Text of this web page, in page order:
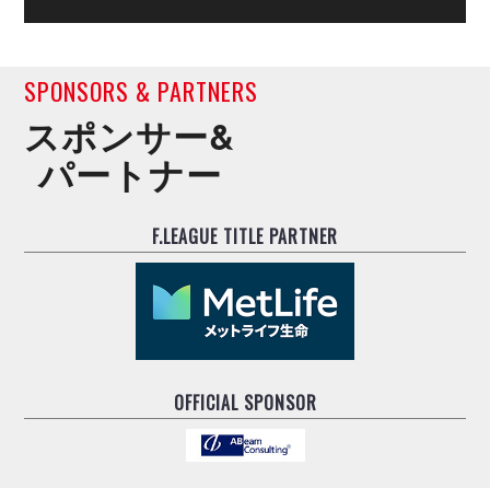
名古屋オーシャンズ
シュライカー大阪
ボルクバレット北九州
バサジィ大分
選手の通算記録（Ｆ２）
ヴォスクオーレ仙台
マルバ水戸FC
ヴィンセドール白山
FOLLOW US!
SPONSORS & PARTNERS
スポンサー&
パートナー
F.LEAGUE TITLE PARTNER
OFFICIAL SPONSOR